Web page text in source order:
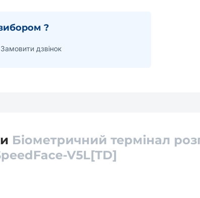
?
Замовити дзвінок
Біометричний термінал
V5L[TD]